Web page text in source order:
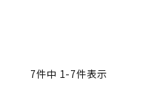
7件中 1-7件表示